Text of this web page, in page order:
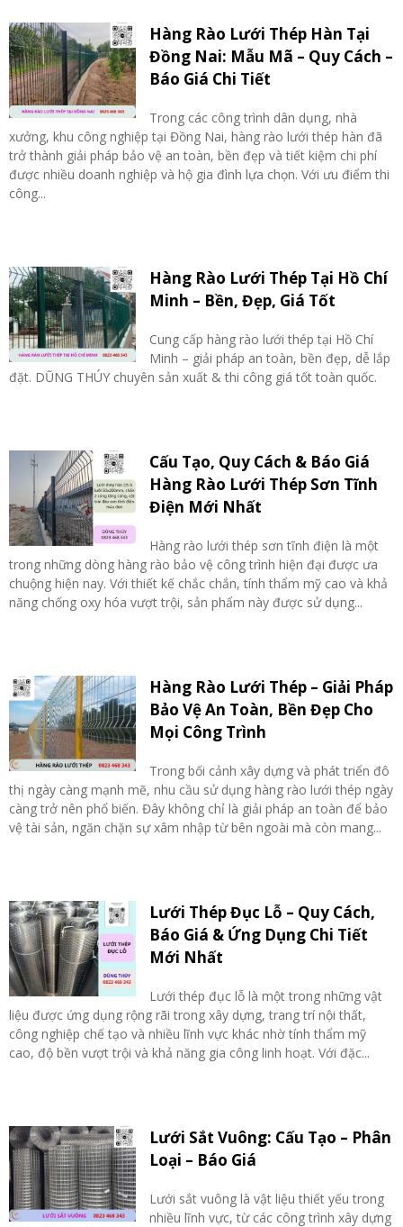
Hàng Rào Lưới Thép Hàn Tại
Đồng Nai: Mẫu Mã – Quy Cách –
Báo Giá Chi Tiết
Trong các công trình dân dụng, nhà
xưởng, khu công nghiệp tại Đồng Nai, hàng rào lưới thép hàn đã
trở thành giải pháp bảo vệ an toàn, bền đẹp và tiết kiệm chi phí
được nhiều doanh nghiệp và hộ gia đình lựa chọn. Với ưu điểm thi
công...
Hàng Rào Lưới Thép Tại Hồ Chí
Minh – Bền, Đẹp, Giá Tốt
Cung cấp hàng rào lưới thép tại Hồ Chí
Minh – giải pháp an toàn, bền đẹp, dễ lắp
đặt. DŨNG THÚY chuyên sản xuất & thi công giá tốt toàn quốc.
Cấu Tạo, Quy Cách & Báo Giá
Hàng Rào Lưới Thép Sơn Tĩnh
Điện Mới Nhất
Hàng rào lưới thép sơn tĩnh điện là một
trong những dòng hàng rào bảo vệ công trình hiện đại được ưa
chuộng hiện nay. Với thiết kế chắc chắn, tính thẩm mỹ cao và khả
năng chống oxy hóa vượt trội, sản phẩm này được sử dụng...
Hàng Rào Lưới Thép – Giải Pháp
Bảo Vệ An Toàn, Bền Đẹp Cho
Mọi Công Trình
Trong bối cảnh xây dựng và phát triển đô
thị ngày càng mạnh mẽ, nhu cầu sử dụng hàng rào lưới thép ngày
càng trở nên phổ biến. Đây không chỉ là giải pháp an toàn để bảo
vệ tài sản, ngăn chặn sự xâm nhập từ bên ngoài mà còn mang...
Lưới Thép Đục Lỗ – Quy Cách,
Báo Giá & Ứng Dụng Chi Tiết
Mới Nhất
Lưới thép đục lỗ là một trong những vật
liệu được ứng dụng rộng rãi trong xây dựng, trang trí nội thất,
công nghiệp chế tạo và nhiều lĩnh vực khác nhờ tính thẩm mỹ
cao, độ bền vượt trội và khả năng gia công linh hoạt. Với đặc...
Lưới Sắt Vuông: Cấu Tạo – Phân
Loại – Báo Giá
Lưới sắt vuông là vật liệu thiết yếu trong
nhiều lĩnh vực, từ các công trình xây dựng